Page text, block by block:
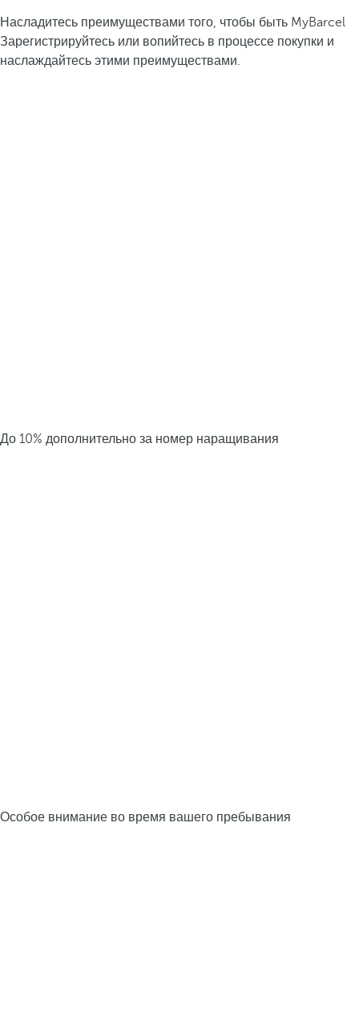
Насладитесь преимуществами того, чтобы быть MyBarcel
Зарегистрируйтесь или вопийтесь в процессе покупки и
наслаждайтесь этими преимуществами.
До 10% дополнительно за номер наращивания
Особое внимание во время вашего пребывания